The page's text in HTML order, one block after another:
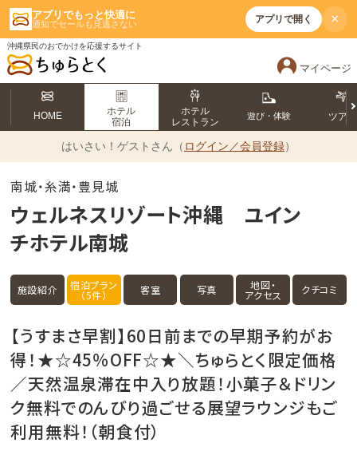
アプリでもっと快適に
通知でセールも見逃さない アプリで開く ×
沖縄県民のおでかけを応援するサイト
マイページ
HOME
ホテル
宿泊
ホテル
レストラン
遊び・体験 ツアー
はいさい！ ゲストさん（ ログイン／会員登録）
南城・糸満・豊見城
ウェルネスリゾート沖縄 ユイン
チホテル南城
施設紹介 宿泊プラン
（5件） 客室 写真 地図・
アクセス クチコミ
【うすまさ早割】60日前までの早期予約がお
得！★☆45％OFF☆★＼ちゅらとく限定価格
／天然温泉滞在中入り放題！小菓子＆ドリン
ク無料でのんびり過ごせる展望ラウンジもご
利用無料！（朝食付）